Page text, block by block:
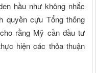
hầu như không nhắc
quyền cựu Tổng thống
rằng Mỹ cần đầu tư
hiện các thỏa thuận